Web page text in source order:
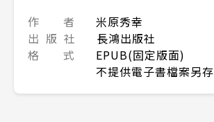
作 者
米原秀幸
出 版 社
長鴻出版社
格 式
EPUB(固定版面)
不提供電子書檔案另